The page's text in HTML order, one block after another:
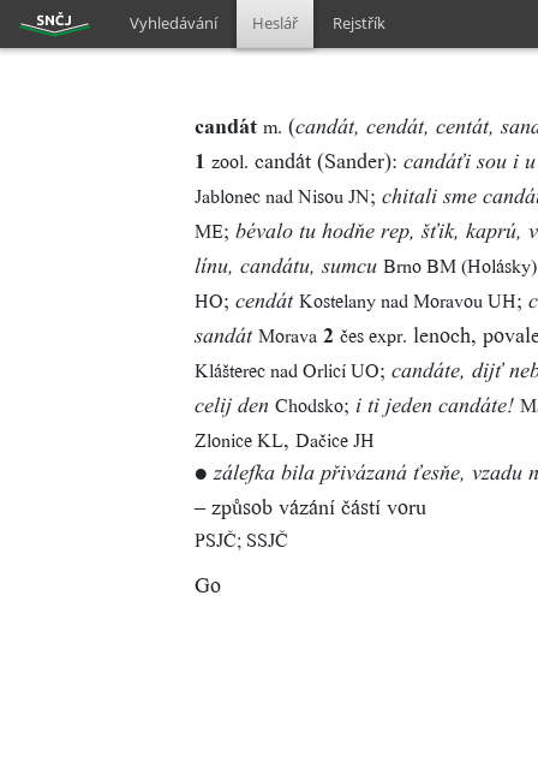
Vyhledávání Heslář Rejstřík
candát m. (candát, cendát, centát,
1 zool. candát (Sander): candáťi sou i
Jablonec nad Nisou JN; chitali sme
ME; bévalo tu hodňe rep, šťik, kaprú,
línu, candátu, sumcu Brno BM (Holásky)
HO; cendát Kostelany nad Moravou UH;
sandát Morava 2 čes expr. lenoch,
Klášterec nad Orlicí UO; candáte, dijť
celij den Chodsko; i ti jeden candáte!
Zlonice KL, Dačice JH
●zálefka bila přivázaná ťesňe, vzadu
– způsob vázání částí voru
PSJČ; SSJČ
Go